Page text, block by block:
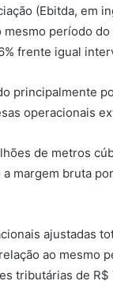
(Ebitda, em
período
frente igual
principalmente
operacionais
de metros
margem bruta
ajustadas
ao mesmo
tributárias de R$